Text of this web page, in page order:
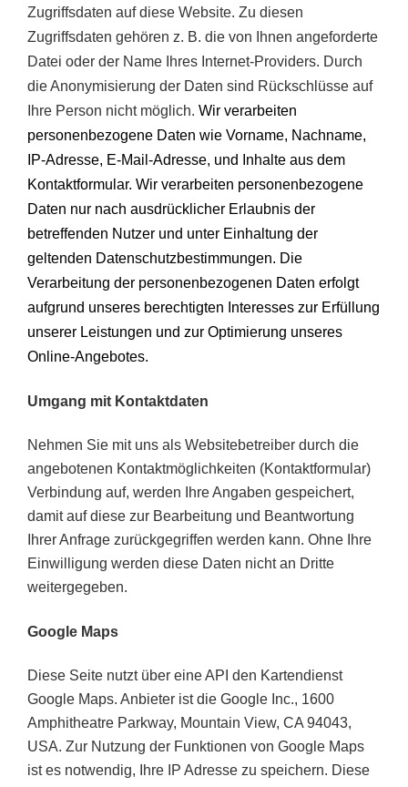
Zugriffsdaten auf diese Website. Zu diesen
Zugriffsdaten gehören z. B. die von Ihnen angeforderte
Datei oder der Name Ihres Internet-Providers. Durch
die Anonymisierung der Daten sind Rückschlüsse auf
Ihre Person nicht möglich. Wir verarbeiten
personenbezogene Daten wie Vorname, Nachname,
IP-Adresse, E-Mail-Adresse, und Inhalte aus dem
Kontaktformular. Wir verarbeiten personenbezogene
Daten nur nach ausdrücklicher Erlaubnis der
betreffenden Nutzer und unter Einhaltung der
geltenden Datenschutzbestimmungen. Die
Verarbeitung der personenbezogenen Daten erfolgt
aufgrund unseres berechtigten Interesses zur Erfüllung
unserer Leistungen und zur Optimierung unseres
Online-Angebotes.
Umgang mit Kontaktdaten
Nehmen Sie mit uns als Websitebetreiber durch die
angebotenen Kontaktmöglichkeiten (Kontaktformular)
Verbindung auf, werden Ihre Angaben gespeichert,
damit auf diese zur Bearbeitung und Beantwortung
Ihrer Anfrage zurückgegriffen werden kann. Ohne Ihre
Einwilligung werden diese Daten nicht an Dritte
weitergegeben.
Google Maps
Diese Seite nutzt über eine API den Kartendienst
Google Maps. Anbieter ist die Google Inc., 1600
Amphitheatre Parkway, Mountain View, CA 94043,
USA. Zur Nutzung der Funktionen von Google Maps
ist es notwendig, Ihre IP Adresse zu speichern. Diese